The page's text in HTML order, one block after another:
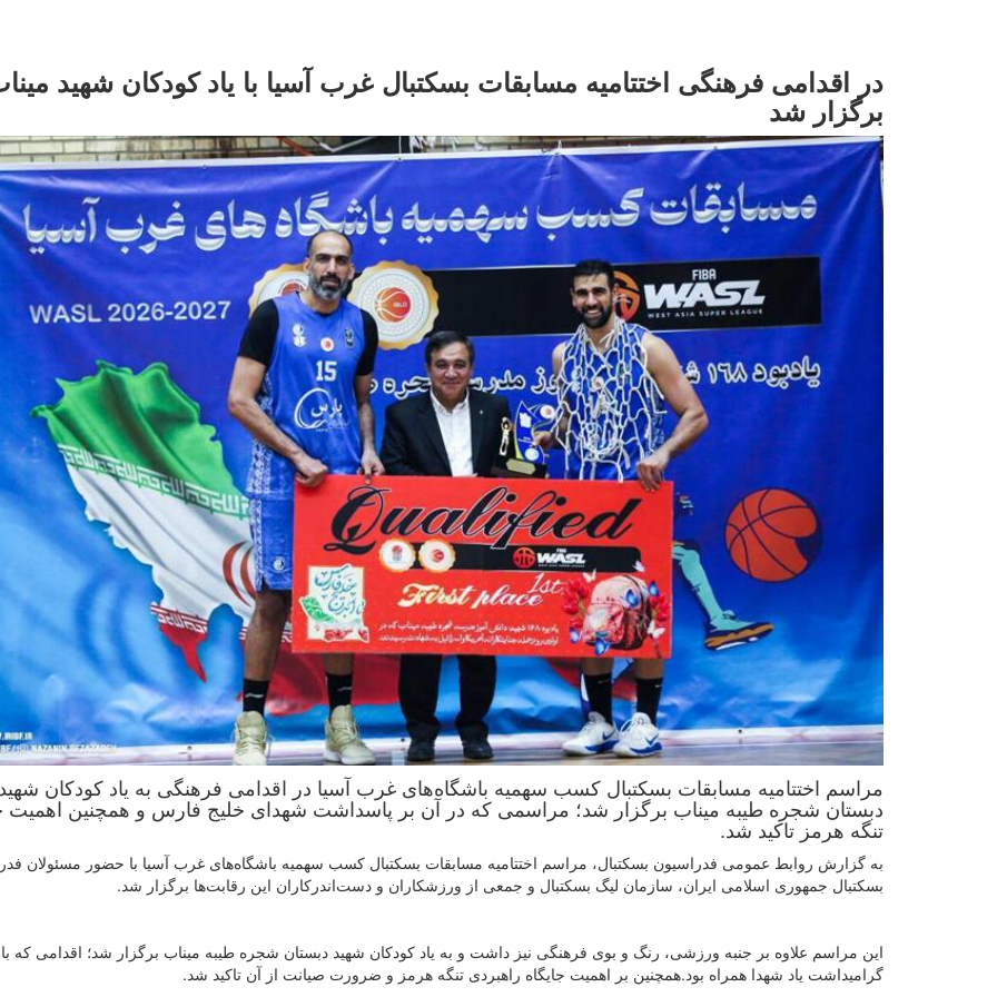
در اقدامی فرهنگی اختتامیه مسابقات بسکتبال غرب آسیا با یاد کودکان شهید
برگزار شد
مراسم اختتامیه مسابقات بسکتبال کسب سهمیه باشگاه‌های غرب آسیا در اقدامی فرهنگی به یاد کودکان
دبستان شجره طیبه میناب برگزار شد؛ مراسمی که در آن بر پاسداشت شهدای خلیج فارس و همچنین
تنگه هرمز تاکید شد.
به گزارش روابط عمومی فدراسیون بسکتبال، مراسم اختتامیه مسابقات بسکتبال کسب سهمیه باشگاه‌های غرب آسیا با حضور مسئولان
بسکتبال جمهوری اسلامی ایران، سازمان لیگ بسکتبال و جمعی از ورزشکاران و دست‌اندرکاران این رقابت‌ها برگزار شد.
این مراسم علاوه بر جنبه ورزشی، رنگ و بوی فرهنگی نیز داشت و به یاد کودکان شهید دبستان شجره طیبه میناب برگزار شد؛ اقدامی که با
گرامیداشت یاد شهدا همراه بود.همچنین بر اهمیت جایگاه راهبردی تنگه هرمز و ضرورت صیانت از آن تاکید شد.